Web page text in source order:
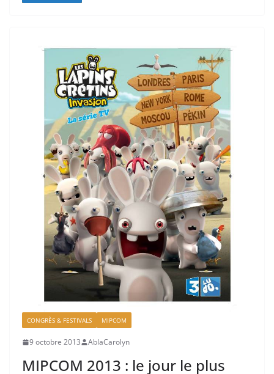
CONGRÈS & FESTIVALS MIPCOM
9 octobre 2013 AblaCarolyn
MIPCOM 2013 : le jour le plus